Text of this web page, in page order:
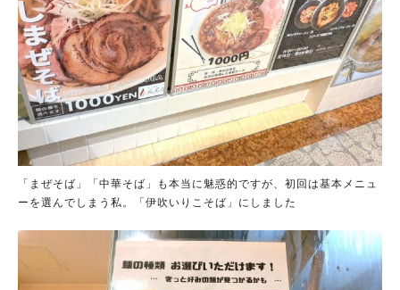
「まぜそば」「中華そば」も本当に魅惑的ですが、初回は基本メニュ
ーを選んでしまう私。「伊吹いりこそば」にしました